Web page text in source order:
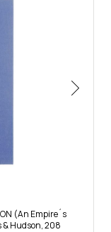
(An Empire´s
& Hudson, 208